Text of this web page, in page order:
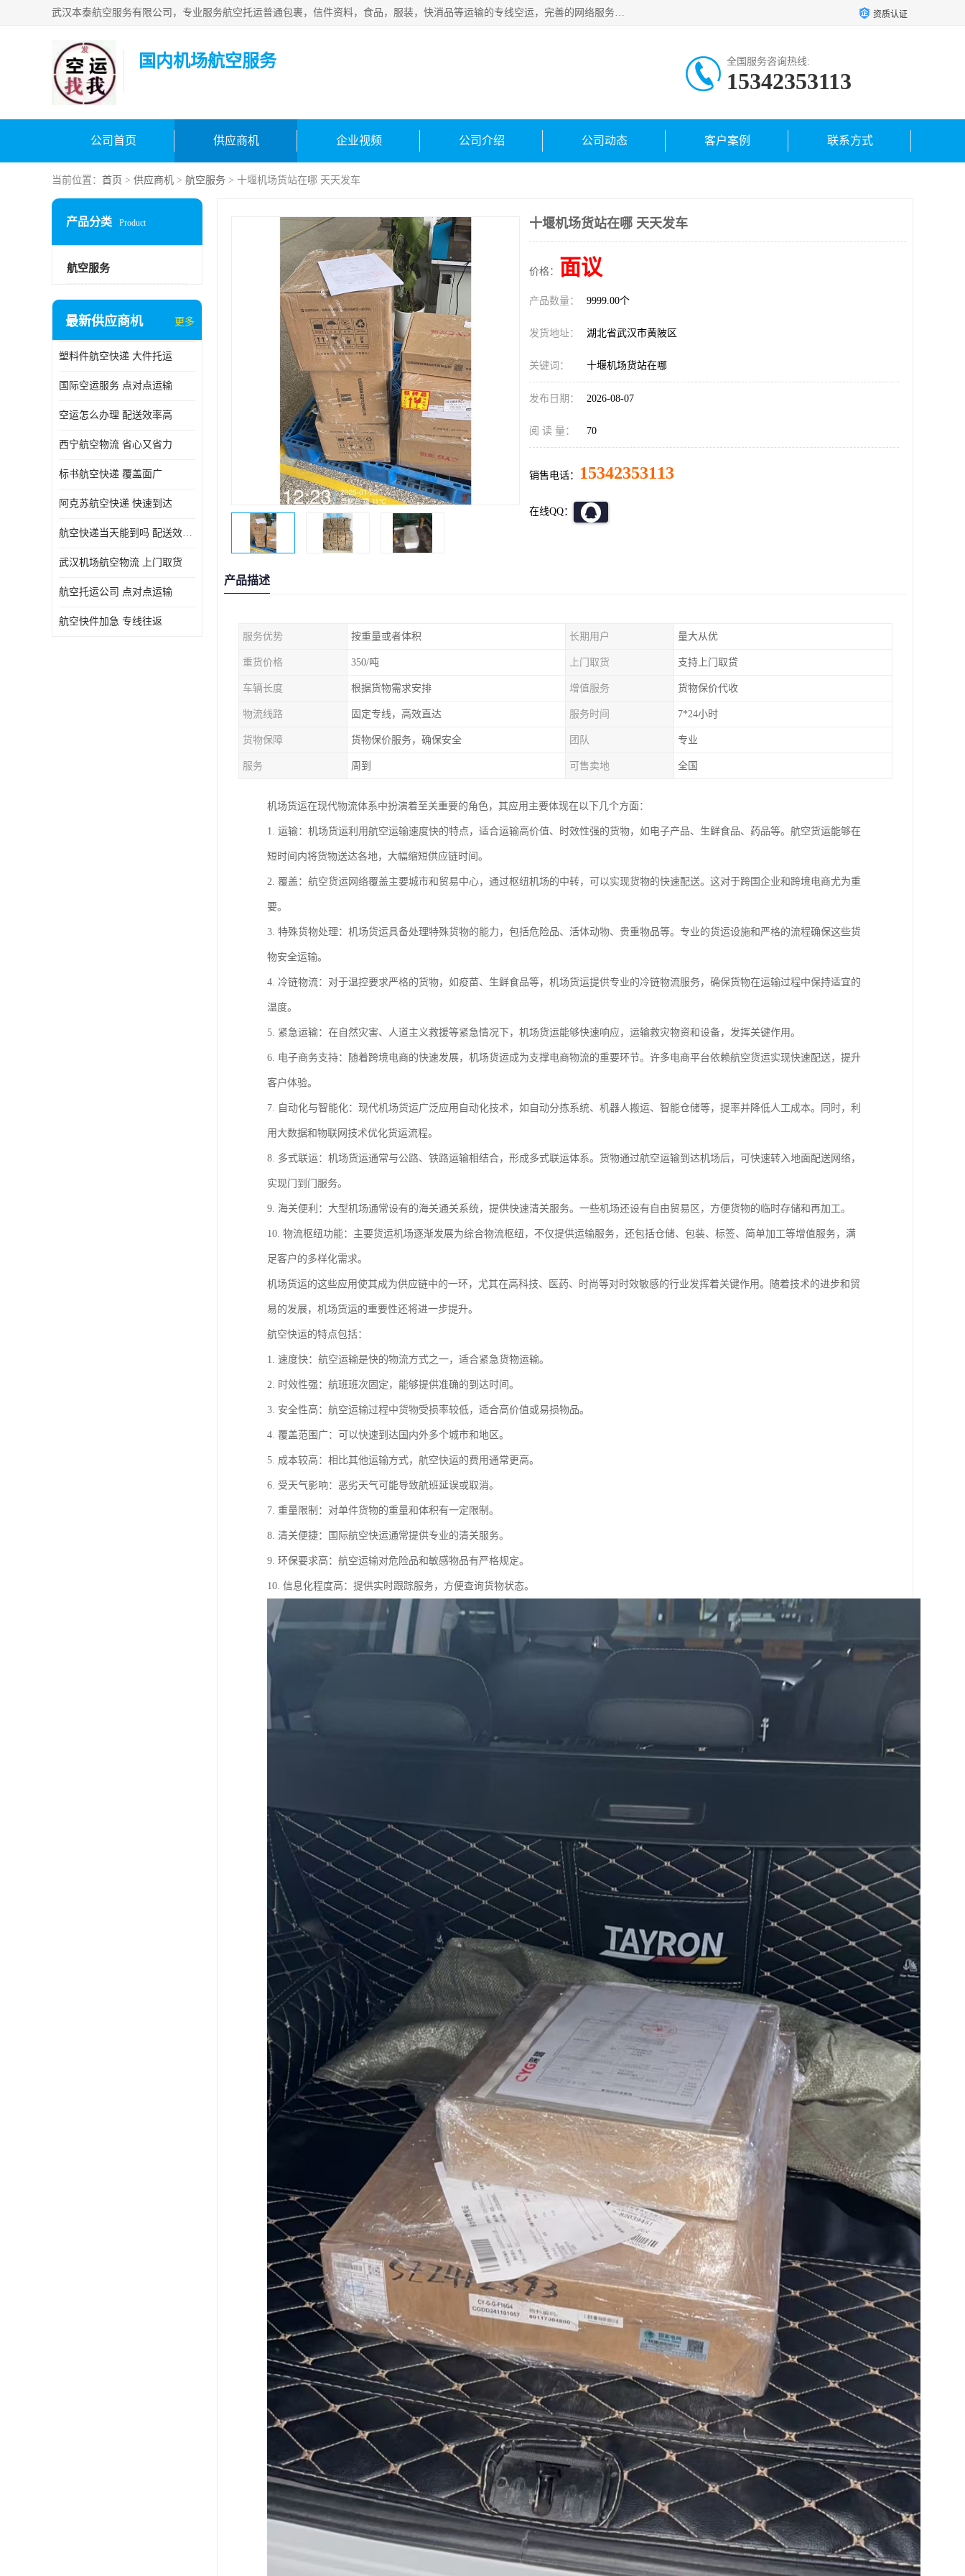
武汉本泰航空服务有限公司，专业服务航空托运普通包裹，信件资料，食品，服装，快消品等运输的专线空运，完善的网络服务确保为客户提供准确、*、安全的“门对门”服务，本着“诚信为本、精诚合作”的服务宗旨.“以安全运输为保障，以运价合理要求市场”的经营理念。武汉机场货运、武汉航空物流、武汉空运、武汉天河国际机场东方、南方、国际航空、机场空运业务覆盖国内二三线机场城市，如：武汉-敦煌、武汉-柳州等 资质认证
国内机场航空服务 全国服务咨询热线:
15342353113
公司首页 供应商机 企业视频 公司介绍 公司动态 客户案例 联系方式
当前位置： 首页 > 供应商机 > 航空服务 > 十堰机场货站在哪 天天发车
产品分类 Product
航空服务
最新供应商机 更多
塑料件航空快递 大件托运
国际空运服务 点对点运输
空运怎么办理 配送效率高
西宁航空物流 省心又省力
标书航空快递 覆盖面广
阿克苏航空快递 快速到达
航空快递当天能到吗 配送效率高
武汉机场航空物流 上门取货
航空托运公司 点对点运输
航空快件加急 专线往返
十堰机场货站在哪 天天发车
价格： 面议
产品数量： 9999.00个
发货地址： 湖北省武汉市黄陂区
关键词： 十堰机场货站在哪
发布日期： 2026-08-07
阅 读 量： 70
销售电话： 15342353113
在线QQ：
产品描述
服务优势 按重量或者体积 长期用户 量大从优
重货价格 350/吨 上门取货 支持上门取贷
车辆长度 根据货物需求安排 增值服务 货物保价代收
物流线路 固定专线，高效直达 服务时间 7*24小时
货物保障 货物保价服务，确保安全 团队 专业
服务 周到 可售卖地 全国
机场货运在现代物流体系中扮演着至关重要的角色，其应用主要体现在以下几个方面：
1. 运输：机场货运利用航空运输速度快的特点，适合运输高价值、时效性强的货物，如电子产品、生鲜食品、药品等。航空货运能够在
短时间内将货物送达各地，大幅缩短供应链时间。
2. 覆盖：航空货运网络覆盖主要城市和贸易中心，通过枢纽机场的中转，可以实现货物的快速配送。这对于跨国企业和跨境电商尤为重
要。
3. 特殊货物处理：机场货运具备处理特殊货物的能力，包括危险品、活体动物、贵重物品等。专业的货运设施和严格的流程确保这些货
物安全运输。
4. 冷链物流：对于温控要求严格的货物，如疫苗、生鲜食品等，机场货运提供专业的冷链物流服务，确保货物在运输过程中保持适宜的
温度。
5. 紧急运输：在自然灾害、人道主义救援等紧急情况下，机场货运能够快速响应，运输救灾物资和设备，发挥关键作用。
6. 电子商务支持：随着跨境电商的快速发展，机场货运成为支撑电商物流的重要环节。许多电商平台依赖航空货运实现快速配送，提升
客户体验。
7. 自动化与智能化：现代机场货运广泛应用自动化技术，如自动分拣系统、机器人搬运、智能仓储等，提率并降低人工成本。同时，利
用大数据和物联网技术优化货运流程。
8. 多式联运：机场货运通常与公路、铁路运输相结合，形成多式联运体系。货物通过航空运输到达机场后，可快速转入地面配送网络，
实现门到门服务。
9. 海关便利：大型机场通常设有的海关通关系统，提供快速清关服务。一些机场还设有自由贸易区，方便货物的临时存储和再加工。
10. 物流枢纽功能：主要货运机场逐渐发展为综合物流枢纽，不仅提供运输服务，还包括仓储、包装、标签、简单加工等增值服务，满
足客户的多样化需求。
机场货运的这些应用使其成为供应链中的一环，尤其在高科技、医药、时尚等对时效敏感的行业发挥着关键作用。随着技术的进步和贸
易的发展，机场货运的重要性还将进一步提升。
航空快运的特点包括：
1. 速度快：航空运输是快的物流方式之一，适合紧急货物运输。
2. 时效性强：航班班次固定，能够提供准确的到达时间。
3. 安全性高：航空运输过程中货物受损率较低，适合高价值或易损物品。
4. 覆盖范围广：可以快速到达国内外多个城市和地区。
5. 成本较高：相比其他运输方式，航空快运的费用通常更高。
6. 受天气影响：恶劣天气可能导致航班延误或取消。
7. 重量限制：对单件货物的重量和体积有一定限制。
8. 清关便捷：国际航空快运通常提供专业的清关服务。
9. 环保要求高：航空运输对危险品和敏感物品有严格规定。
10. 信息化程度高：提供实时跟踪服务，方便查询货物状态。